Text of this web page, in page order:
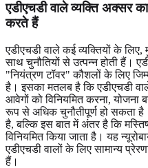
एडीएचडी वाले व्यक्ति अक्सर
करते हैं
एडीएचडी वाले कई व्यक्तियों के लिए,
साथ चुनौतियों से उत्पन्न होती हैं।
"नियंत्रण टॉवर" कौशलों के लिए
है। इसका मतलब है कि एडीएचडी
आवेगों को विनियमित करना, योजना
रूप से अधिक चुनौतीपूर्ण हो सकता
है, बल्कि इस बात में अंतर है कि
विनियमित किया जाता है। यह
एडीएचडी वालों के लिए सामान्य
हैं।